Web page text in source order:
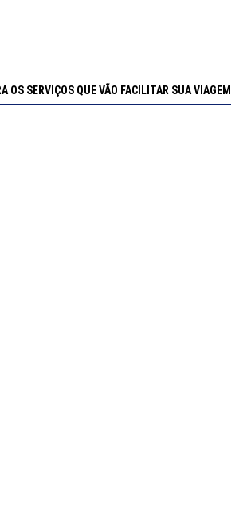
OS SERVIÇOS QUE VÃO FACILITAR SUA VIAGEM